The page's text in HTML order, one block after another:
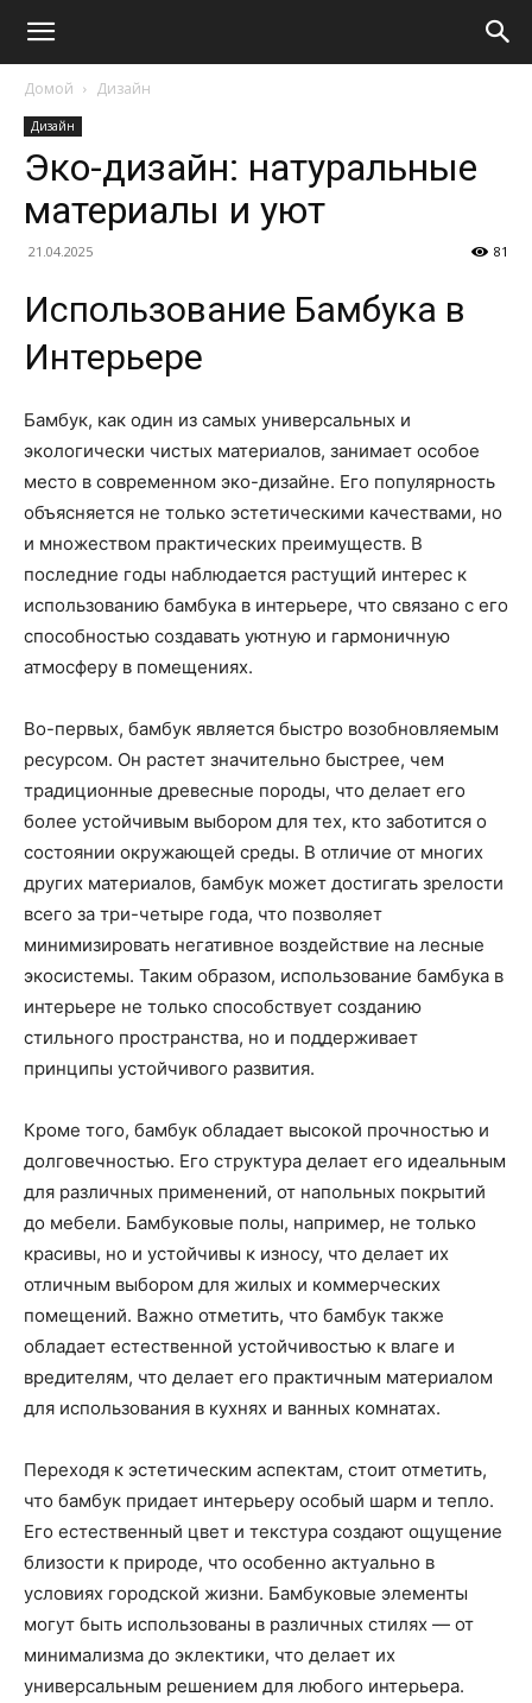
Домой Дизайн
Дизайн
Эко-дизайн: натуральные
материалы и уют
21.04.2025 81
Использование Бамбука в
Интерьере
Бамбук, как один из самых универсальных и
экологически чистых материалов, занимает особое
место в современном эко-дизайне. Его популярность
объясняется не только эстетическими качествами, но
и множеством практических преимуществ. В
последние годы наблюдается растущий интерес к
использованию бамбука в интерьере, что связано с его
способностью создавать уютную и гармоничную
атмосферу в помещениях.
Во-первых, бамбук является быстро возобновляемым
ресурсом. Он растет значительно быстрее, чем
традиционные древесные породы, что делает его
более устойчивым выбором для тех, кто заботится о
состоянии окружающей среды. В отличие от многих
других материалов, бамбук может достигать зрелости
всего за три-четыре года, что позволяет
минимизировать негативное воздействие на лесные
экосистемы. Таким образом, использование бамбука в
интерьере не только способствует созданию
стильного пространства, но и поддерживает
принципы устойчивого развития.
Кроме того, бамбук обладает высокой прочностью и
долговечностью. Его структура делает его идеальным
для различных применений, от напольных покрытий
до мебели. Бамбуковые полы, например, не только
красивы, но и устойчивы к износу, что делает их
отличным выбором для жилых и коммерческих
помещений. Важно отметить, что бамбук также
обладает естественной устойчивостью к влаге и
вредителям, что делает его практичным материалом
для использования в кухнях и ванных комнатах.
Переходя к эстетическим аспектам, стоит отметить,
что бамбук придает интерьеру особый шарм и тепло.
Его естественный цвет и текстура создают ощущение
близости к природе, что особенно актуально в
условиях городской жизни. Бамбуковые элементы
могут быть использованы в различных стилях — от
минимализма до эклектики, что делает их
универсальным решением для любого интерьера.